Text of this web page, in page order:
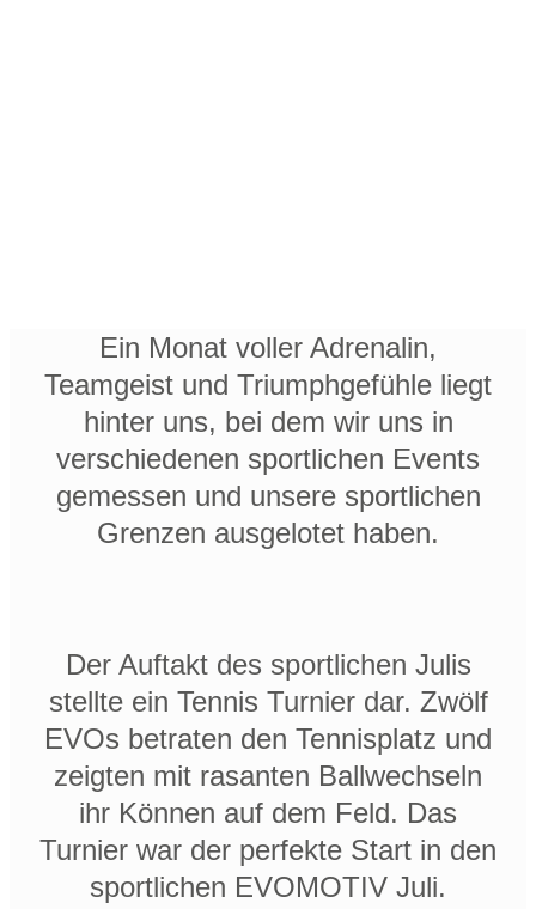
Ein Monat voller Adrenalin,
Teamgeist und Triumphgefühle liegt
hinter uns, bei dem wir uns in
verschiedenen sportlichen Events
gemessen und unsere sportlichen
Grenzen ausgelotet haben.
Der Auftakt des sportlichen Julis
stellte ein Tennis Turnier dar. Zwölf
EVOs betraten den Tennisplatz und
zeigten mit rasanten Ballwechseln
ihr Können auf dem Feld. Das
Turnier war der perfekte Start in den
sportlichen EVOMOTIV Juli.